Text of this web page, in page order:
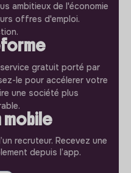
ambitieux de l'économie
offres d'emploi.
gratuit porté par
le pour accélerer votre
une société plus
mobile
recruteur. Recevez une
depuis l’app.